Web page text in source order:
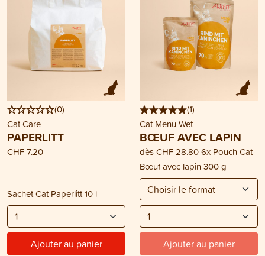
(0)
Cat Care
PAPERLITT
CHF 7.20
Sachet Cat Paperlitt 10 l
Ajouter au panier
(1)
Cat Menu Wet
BŒUF AVEC LAPIN
dèsCHF 28.806x Pouch Cat
Bœuf avec lapin 300 g
Ajouter au panier